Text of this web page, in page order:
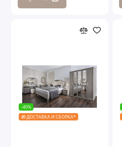
-40%
🎁 ДОСТАВКА И СБОРКА*